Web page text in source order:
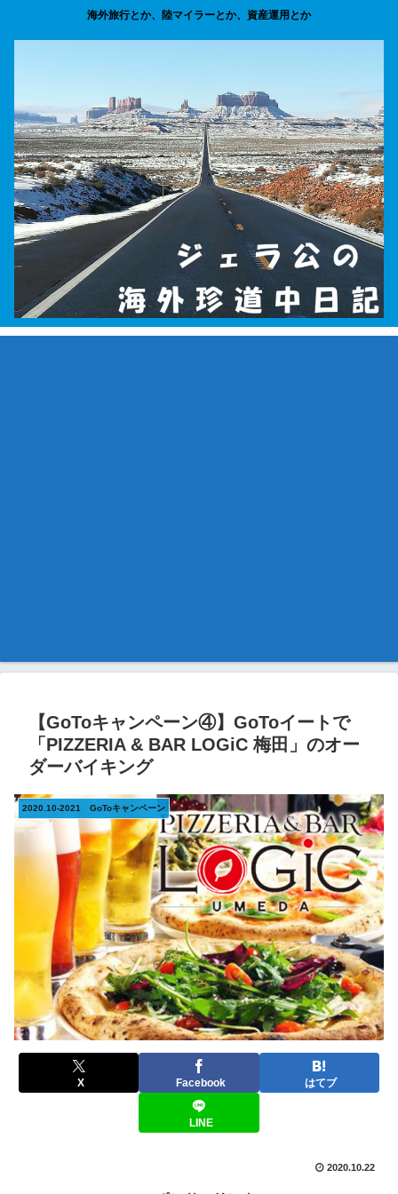
海外旅行とか、陸マイラーとか、資産運用とか
【GoToキャンペーン④】GoToイートで
「PIZZERIA & BAR LOGiC 梅田」のオー
ダーバイキング
2020.10-2021 GoToキャンペーン
X Facebook はてブ
LINE
2020.10.22